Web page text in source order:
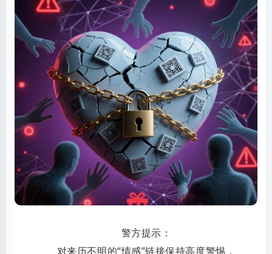
警方提示：
对来历不明的“情感”链接保持高度警惕，